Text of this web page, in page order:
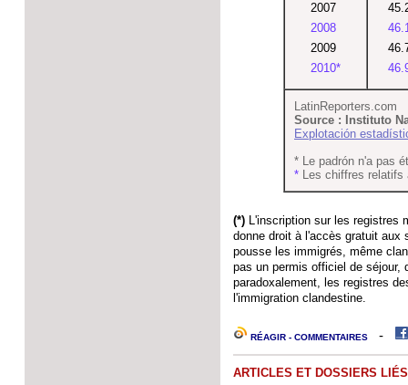
2007
2008
2009
2010*
LatinReporters.com
Source : Instituto
Explotación
* Le padrón n'a pas
* Les chiffres relatifs
(*)L'inscription sur les registres
donne droit à l'accès gratuit aux
pousse les immigrés, même
pas un permis officiel de séjour,
paradoxalement, les registres
l'immigration clandestine.
RÉAGIR - COMMENTAIRES-
ARTICLES ET DOSSIERS LIÉS